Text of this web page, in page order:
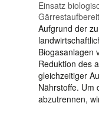
auswählen
Einsatz
Aufgrund der
Biogasanlagen
Reduktion des
gleichzeitiger
Nährstoffe. Um
abzutrennen,